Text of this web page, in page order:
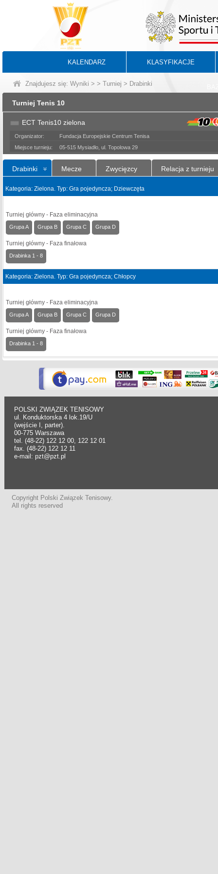
KALENDARZ KLASYFIKACJE
Znajdujesz się: Wyniki > > Turniej > Drabinki
Turniej Tenis 10
ECT Tenis10 zielona
Organizator:
Fundacja Europejskie Centrum Tenisa
Miejsce turnieju:
05-515 Mysiadło, ul. Topolowa 29
Drabinki Mecze Zwycięzcy Relacja z turnieju
Kategoria: Zielona. Typ: Gra pojedyncza; Dziewczęta
Turniej główny - Faza eliminacyjna
Grupa A Grupa B Grupa C Grupa D
Turniej główny - Faza finałowa
Drabinka 1 - 8
Kategoria: Zielona. Typ: Gra pojedyncza; Chłopcy
Turniej główny - Faza eliminacyjna
Grupa A Grupa B Grupa C Grupa D
Turniej główny - Faza finałowa
Drabinka 1 - 8
POLSKI ZWIĄZEK TENISOWY
ul. Konduktorska 4 lok.19/U
(wejście I, parter).
00-775 Warszawa
tel. (48-22) 122 12 00, 122 12 01
fax. (48-22) 122 12 11
e-mail: pzt@pzt.pl
Copyright Polski Związek Tenisowy.
All rights reserved